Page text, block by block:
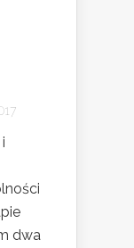
dwa